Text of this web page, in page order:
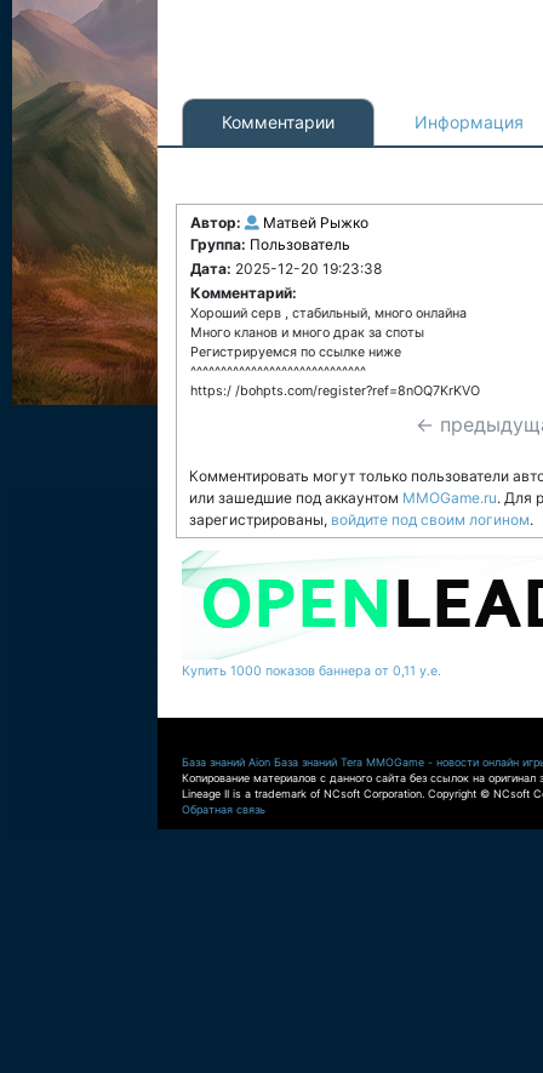
Комментарии Информация
Автор:
Матвей Рыжко
Группа: Пользователь
Дата: 2025-12-20 19:23:38
Комментарий:
Хороший серв , стабильный, много онлайна
Много кланов и много драк за споты
Регистрируемся по ссылке ниже
^^^^^^^^^^^^^^^^^^^^^^^^^^^^^
https:/ /bohpts.com/register?ref=8nOQ7KrKVO
←
Комментировать могут только пользователи
или зашедшие под аккаунтом MMOGame.ru. Для
зарегистрированы, войдите под своим логином.
Купить 1000 показов баннера от 0,11 у.е.
База знаний Aion База знаний Tera MMOGame - новости онлайн
Копирование материалов с данного сайта без ссылок на оригинал
Lineage II is a trademark of NCsoft Corporation. Copyright © NCsoft
Обратная связь